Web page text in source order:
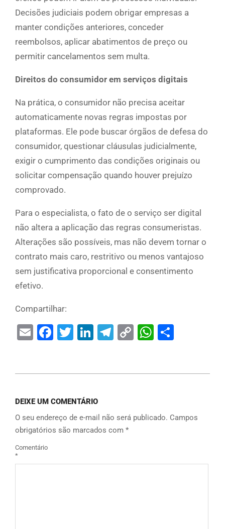
Decisões judiciais podem obrigar empresas a
manter condições anteriores, conceder
reembolsos, aplicar abatimentos de preço ou
permitir cancelamentos sem multa.
Direitos do consumidor em serviços digitais
Na prática, o consumidor não precisa aceitar
automaticamente novas regras impostas por
plataformas. Ele pode buscar órgãos de defesa do
consumidor, questionar cláusulas judicialmente,
exigir o cumprimento das condições originais ou
solicitar compensação quando houver prejuízo
comprovado.
Para o especialista, o fato de o serviço ser digital
não altera a aplicação das regras consumeristas.
Alterações são possíveis, mas não devem tornar o
contrato mais caro, restritivo ou menos vantajoso
sem justificativa proporcional e consentimento
efetivo.
Compartilhar:
EmailFacebook
Twitter
LinkedIn
Telegram
Copy
DEIXE UM COMENTÁRIO
O seu endereço de e-mail não será publicado. Campos
obrigatórios são marcados com *
Comentário
*